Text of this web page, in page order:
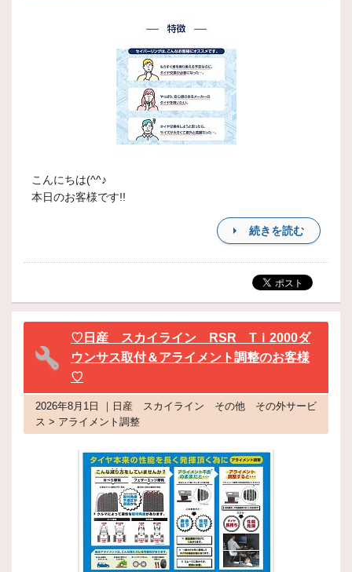
こんにちは(^^♪
本日のお客様です!!
続きを読む
♡日産 スカイライン RSR Tｉ2000ダ
ウンサス取付＆アライメント調整のお客様
♡
2026年8月1日 ｜日産 スカイライン その他 その外サービ
ス > アライメント調整